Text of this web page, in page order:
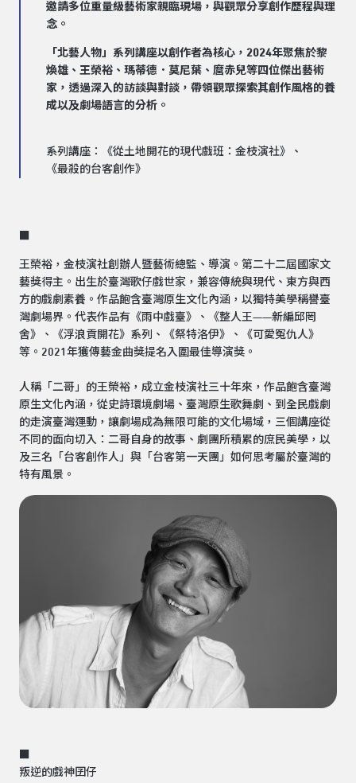
邀請多位重量級藝術家親臨現場，與觀眾分享創作歷程與理
念。
「北藝人物」系列講座以創作者為核心，2024年聚焦於黎
煥雄、王榮裕、瑪蒂德．莫尼葉、麿赤兒等四位傑出藝術
家，透過深入的訪談與對談，帶領觀眾探索其創作風格的養
成以及劇場語言的分析。
系列講座： 《從土地開花的現代戲班：金枝演社》
、
《最殺的台客創作》
王榮裕，金枝演社創辦人暨藝術總監、導演。第二十二屆國家文
藝獎得主。出生於臺灣歌仔戲世家，兼容傳統與現代、東方與西
方的戲劇素養。作品飽含臺灣原生文化內涵，以獨特美學稱譽臺
灣劇場界。代表作品有《雨中戲臺》、《整人王——新編邱罔
舍》、《浮浪貢開花》系列、《祭特洛伊》、《可愛冤仇人》
等。2021年獲傳藝金曲獎提名入圍最佳導演獎。
人稱「二哥」的王榮裕，成立金枝演社三十年來，作品飽含臺灣
原生文化內涵，從史詩環境劇場、臺灣原生歌舞劇、到全民戲劇
的走演臺灣運動，讓劇場成為無限可能的文化場域，三個講座從
不同的面向切入：二哥自身的故事、劇團所積累的庶民美學，以
及三名「台客創作人」與「台客第一天團」如何思考屬於臺灣的
特有風景。
叛逆的戲神囝仔